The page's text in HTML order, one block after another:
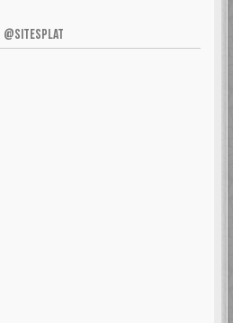
@SITESPLAT